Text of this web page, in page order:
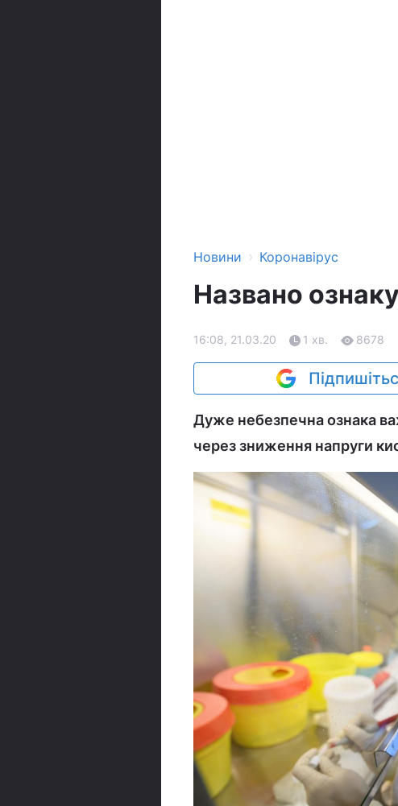
Новини › Коронавірус
Названо
16:08, 21.03.20 1 хв. 8678
Дуже небезпечна ознака
через зниження напруги